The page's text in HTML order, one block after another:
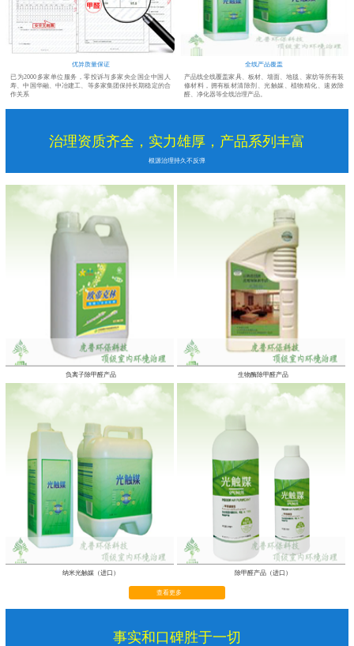
优异质量保证
已为2000多家单位服务，零投诉与多家央企国企中国人
寿、中国华融、中冶建工、等多家集团保持长期稳定的合
作关系
全线产品覆盖
产品线全线覆盖家具、板材、墙面、地毯、家纺等所有装
修材料，拥有板材清除剂、光触媒、植物精化、速效除
醛、净化器等全线治理产品。
治理资质齐全，实力雄厚，产品系列丰富
根源治理持久不反弹
负离子除甲醛产品 生物酶除甲醛产品
纳米光触媒（进口） 除甲醛产品（进口）
查看更多
事实和口碑胜于一切